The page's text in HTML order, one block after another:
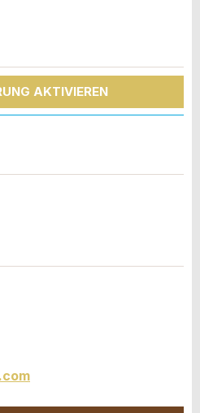
geschätzt!an Freunde weiter.
AKTIVIEREN